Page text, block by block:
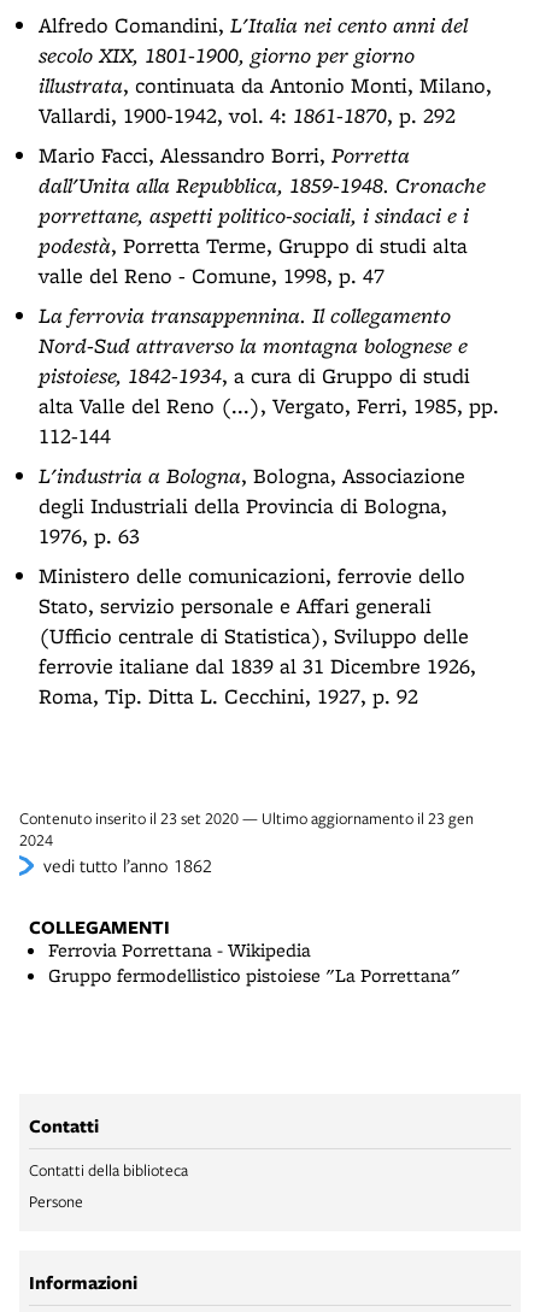
Alfredo Comandini, L'Italia nei cento anni del
secolo XIX, 1801-1900, giorno per giorno
illustrata, continuata da Antonio Monti, Milano,
Vallardi, 1900-1942, vol. 4: 1861-1870, p. 292
Mario Facci, Alessandro Borri, Porretta
dall'Unita alla Repubblica, 1859-1948. Cronache
porrettane, aspetti politico-sociali, i sindaci e i
podestà, Porretta Terme, Gruppo di studi alta
valle del Reno - Comune, 1998, p. 47
La ferrovia transappennina. Il collegamento
Nord-Sud attraverso la montagna bolognese e
pistoiese, 1842-1934, a cura di Gruppo di studi
alta Valle del Reno (...), Vergato, Ferri, 1985, pp.
112-144
L'industria a Bologna, Bologna, Associazione
degli Industriali della Provincia di Bologna,
1976, p. 63
Ministero delle comunicazioni, ferrovie dello
Stato, servizio personale e Affari generali
(Ufficio centrale di Statistica), Sviluppo delle
ferrovie italiane dal 1839 al 31 Dicembre 1926,
Roma, Tip. Ditta L. Cecchini, 1927, p. 92
Contenuto inserito il 23 set 2020 — Ultimo aggiornamento il 23 gen
2024
vedi tutto l’anno 1862
COLLEGAMENTI
Ferrovia Porrettana - Wikipedia
Gruppo fermodellistico pistoiese "La Porrettana"
Contatti
Contatti della biblioteca
Persone
Informazioni